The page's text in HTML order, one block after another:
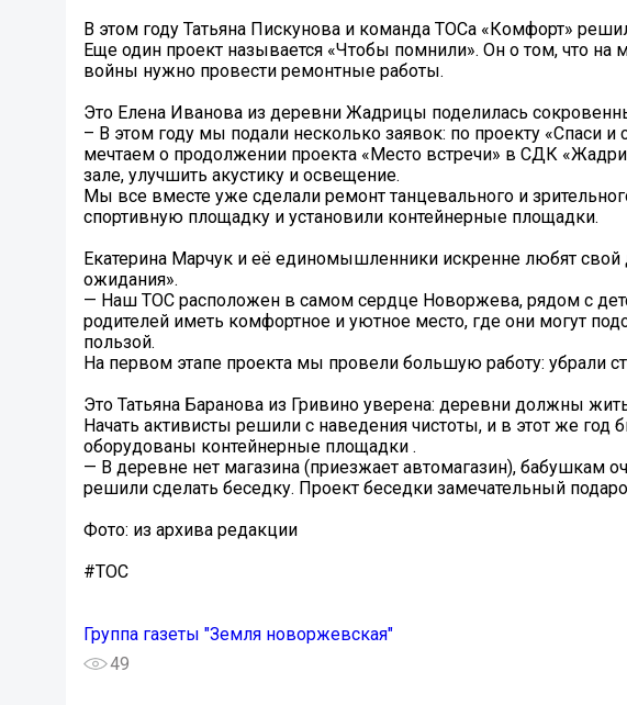
В этом году Татьяна Пискунова и команда ТОСа «Комфорт»
Еще один проект называется «Чтобы помнили». Он о том, что на
войны нужно провести ремонтные работы.
Это Елена Иванова из деревни Жадрицы поделилась
– В этом году мы подали несколько заявок: по проекту «Спаси
мечтаем о продолжении проекта «Место встречи» в СДК
зале, улучшить акустику и освещение.
Мы все вместе уже сделали ремонт танцевального и
спортивную площадку и установили контейнерные площадки.
Екатерина Марчук и её единомышленники искренне любят
ожидания».
— Наш ТОС расположен в самом сердце Новоржева, рядом с
родителей иметь комфортное и уютное место, где они могут
пользой.
На первом этапе проекта мы провели большую работу: убрали
Это Татьяна Баранова из Гривино уверена: деревни должны
Начать активисты решили с наведения чистоты, и в этот же
оборудованы контейнерные площадки .
— В деревне нет магазина (приезжает автомагазин), бабушкам
решили сделать беседку. Проект беседки замечательный
Фото: из архива редакции
#ТОС
Группа газеты "Земля новоржевская"
49